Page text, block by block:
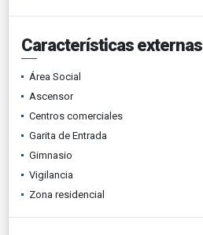
Características externas
Área Social
Ascensor
Centros comerciales
Garita de Entrada
Gimnasio
Vigilancia
Zona residencial